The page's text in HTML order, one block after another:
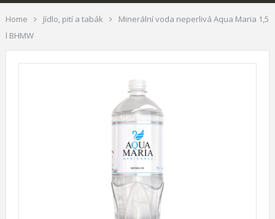
Home Jídlo, pití a tabák
Minerální voda neperlivá Aqua Maria 1,5
l BHMW